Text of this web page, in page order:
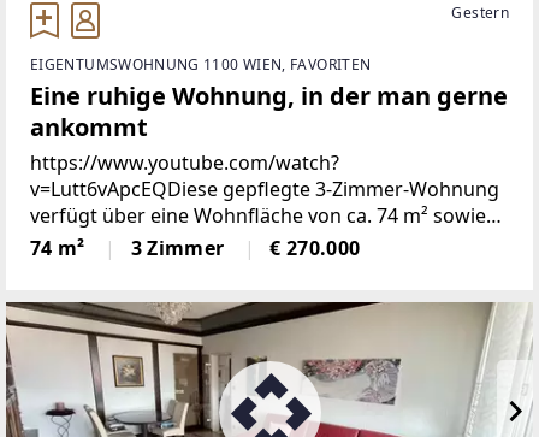
Gestern
EIGENTUMSWOHNUNG 1100 WIEN, FAVORITEN
Eine ruhige Wohnung, in der man gerne
ankommt
https://www.youtube.com/watch?
v=Lutt6vApcEQDiese gepflegte 3-Zimmer-Wohnung
verfügt über eine Wohnfläche von ca. 74 m² sowie
eine rund 4 m² große Loggia und überzeugt durch
ihre ruhige Hoflage sowie eine praktische
74 m² 3 Zimmer € 270.000